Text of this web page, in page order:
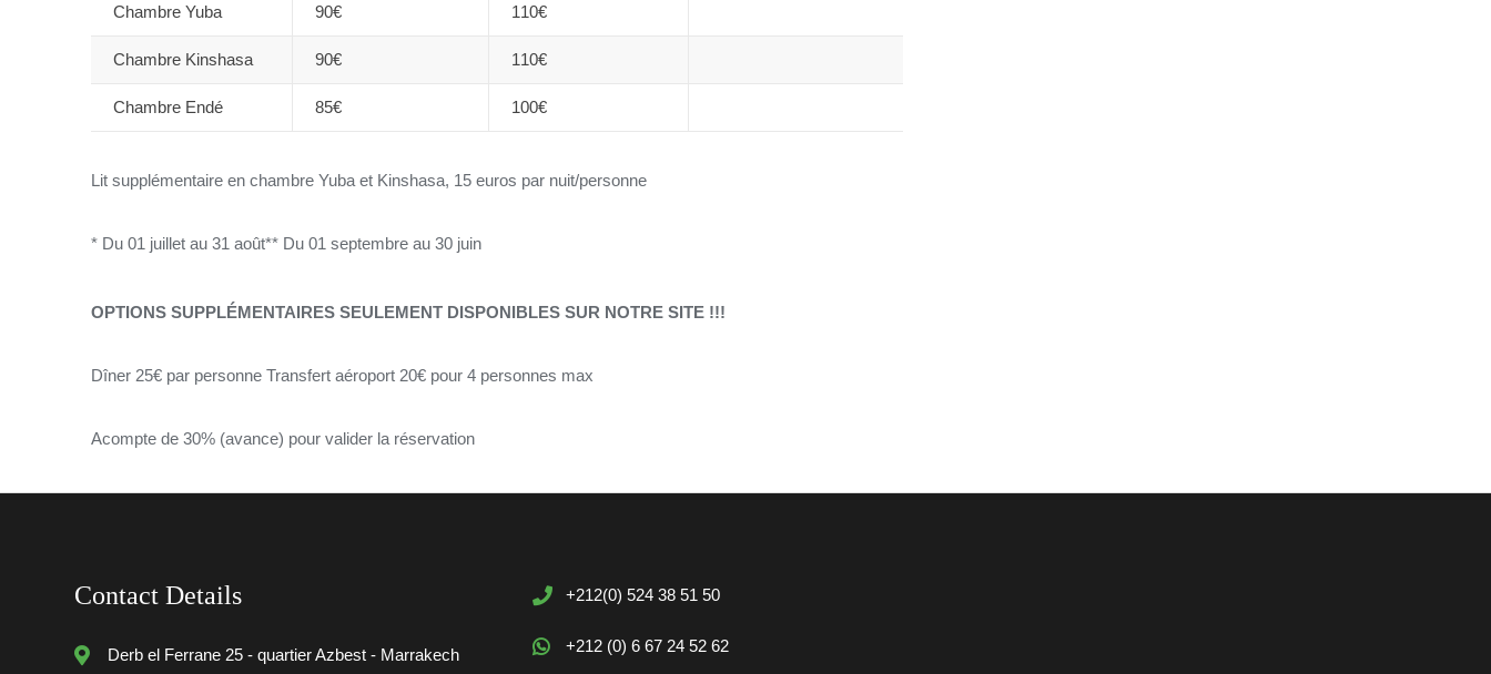
Chambre Yuba 90€ 110€
Chambre Kinshasa 90€ 110€
Chambre Endé 85€ 100€
Lit supplémentaire en chambre Yuba et Kinshasa, 15 euros par nuit/personne
* Du 01 juillet au 31 août** Du 01 septembre au 30 juin
OPTIONS SUPPLÉMENTAIRES SEULEMENT DISPONIBLES SUR NOTRE SITE !!!
Dîner 25€ par personne Transfert aéroport 20€ pour 4 personnes max
Acompte de 30% (avance) pour valider la réservation
Contact Details
Derb el Ferrane 25 - quartier Azbest - Marrakech
+212(0) 524 38 51 50
+212 (0) 6 67 24 52 62